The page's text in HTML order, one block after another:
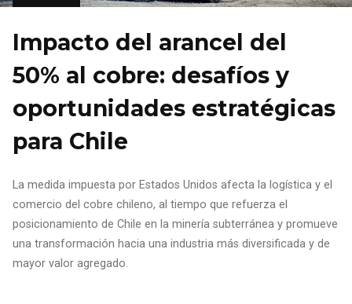
Impacto del arancel del
50% al cobre: desafíos y
oportunidades estratégicas
para Chile
La medida impuesta por Estados Unidos afecta la logística y el
comercio del cobre chileno, al tiempo que refuerza el
posicionamiento de Chile en la minería subterránea y promueve
una transformación hacia una industria más diversificada y de
mayor valor agregado.